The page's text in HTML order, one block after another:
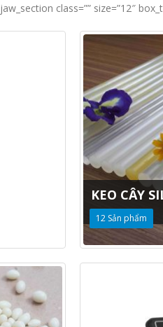
class=”” size=”12″
KEO CÂY
12 Sản phẩm